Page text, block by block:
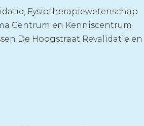
Fysiotherapiewetenschap
Centrum en Kenniscentrum
De Hoogstraat Revalidatie en